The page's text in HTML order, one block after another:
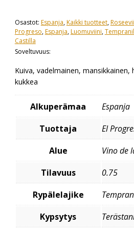
Osastot: Espanja,Kaikki tuotteet,
Progreso,Espanja,Luomuviini,
Castilla
Soveltuvuus:
Kuiva, vadelmainen, mansikkainen,
kukkea
Alkuperämaa
Espanja
Tuottaja
El
Alue
Vino de
Tilavuus
0.75
Rypälelajike
Kypsytys